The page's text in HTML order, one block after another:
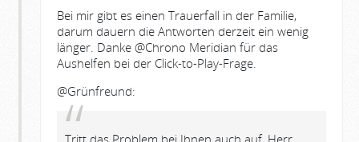
Bei mir gibt es einen Trauerfall in der Familie,
darum dauern die Antworten derzeit ein wenig
länger. Danke @Chrono Meridian für das
Aushelfen bei der Click-to-Play-Frage.
@Grünfreund: